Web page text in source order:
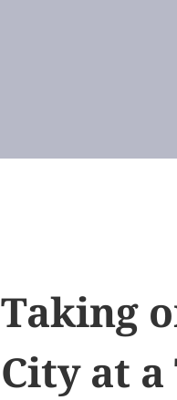
Taking
City at